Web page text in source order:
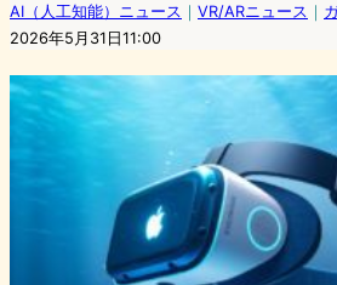
AI（人工知能）ニュース ｜ VR/ARニュース ｜
2026年5月31日11:00